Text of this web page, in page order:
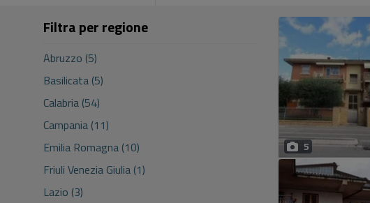
Filtra per regione
Abruzzo (5)
Basilicata (5)
Calabria (54)
Campania (11)
Emilia Romagna (10)
Friuli Venezia Giulia (1)
Lazio (3)
5